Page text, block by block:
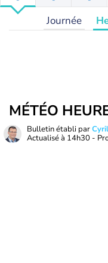
Journée
MÉTÉO
Bulletin établi par
Actualisé à 14h30 -